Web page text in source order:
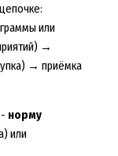
или
→
→ приёмка
норму
или